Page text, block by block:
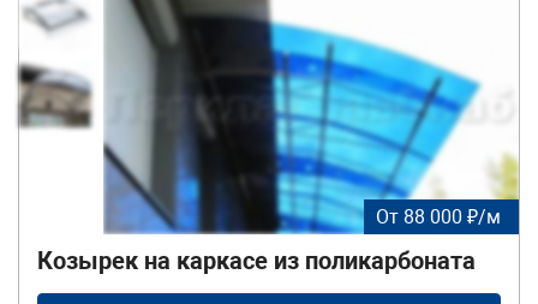
От 88 000 ₽/м
Козырек на каркасе из поликарбоната